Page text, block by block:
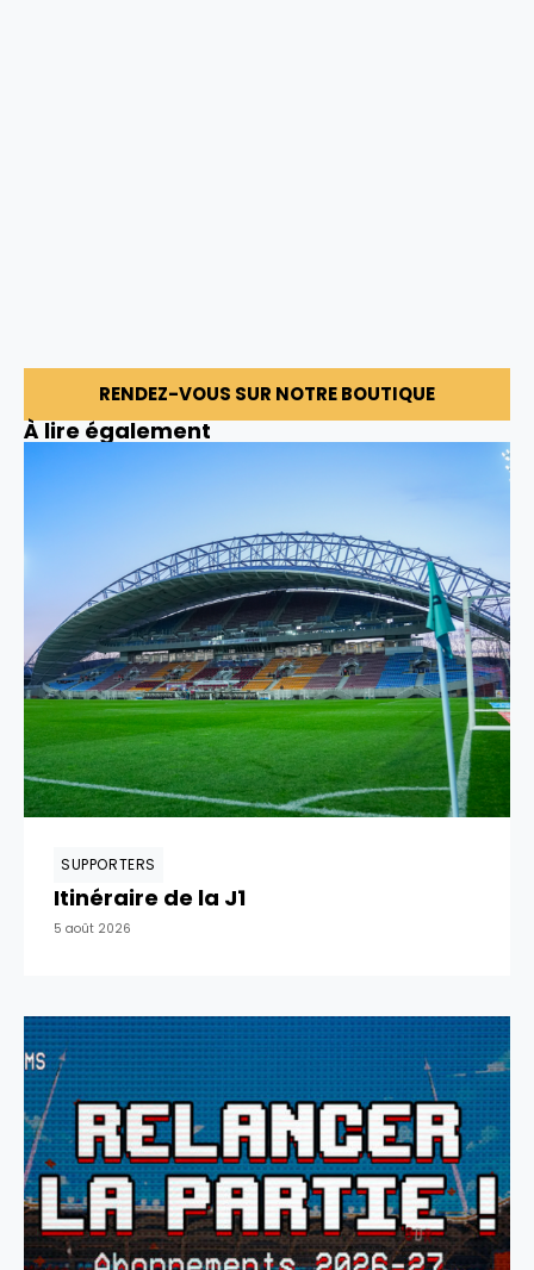
RENDEZ-VOUS SUR NOTRE BOUTIQUE
À lire également
SUPPORTERS
Itinéraire de la J1
5 août 2026